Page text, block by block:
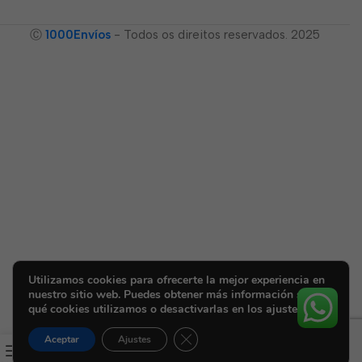
Ⓒ 1000Envíos - Todos os direitos reservados. 2025
Utilizamos cookies para ofrecerte la mejor experiencia en
nuestro sitio web. Puedes obtener más información sobre
qué cookies utilizamos o desactivarlas en los ajustes.
Aceptar Ajustes Cerrar el banner de cookies RGPD